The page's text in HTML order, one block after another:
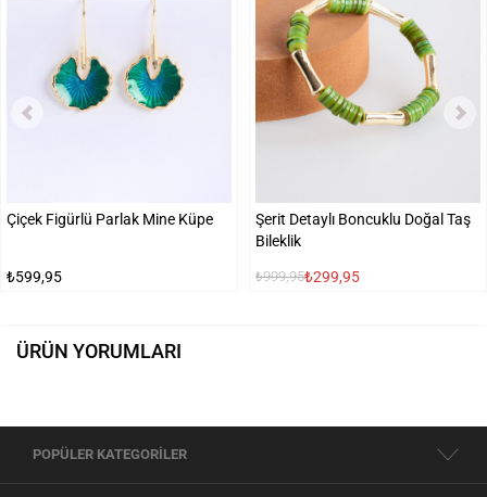
Çiçek Figürlü Parlak Mine Küpe
₺599,95
Şerit Detaylı Boncuklu Doğal Taş
Bileklik
₺999,95₺299,95
ÜRÜN YORUMLARI
POPÜLER KATEGORİLER